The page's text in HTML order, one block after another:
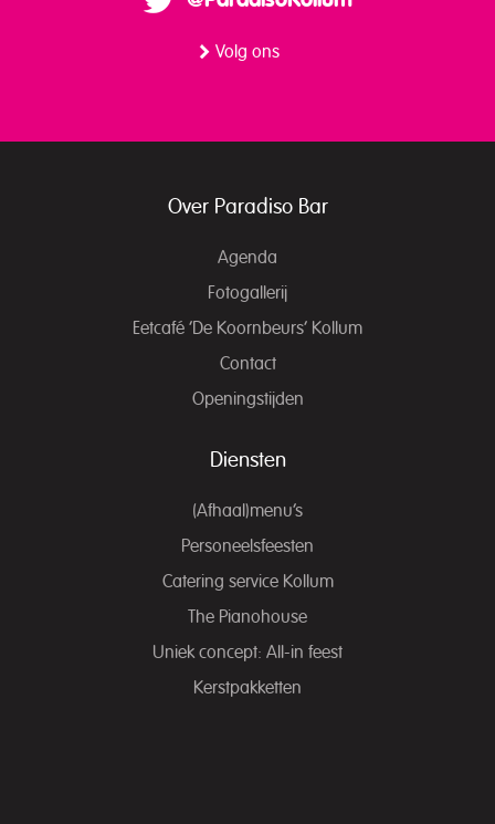
Volg ons
Over Paradiso Bar
Agenda
Fotogallerij
Eetcafé ‘De Koornbeurs’ Kollum
Contact
Openingstijden
Diensten
(Afhaal)menu’s
Personeelsfeesten
Catering service Kollum
The Pianohouse
Uniek concept: All-in feest
Kerstpakketten